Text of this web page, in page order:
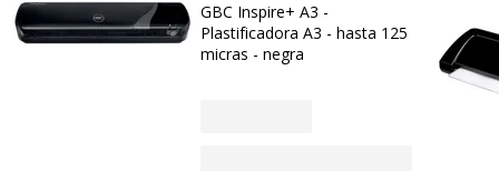
GBC Inspire+ A3 -
Plastificadora A3 - hasta 125
micras - negra